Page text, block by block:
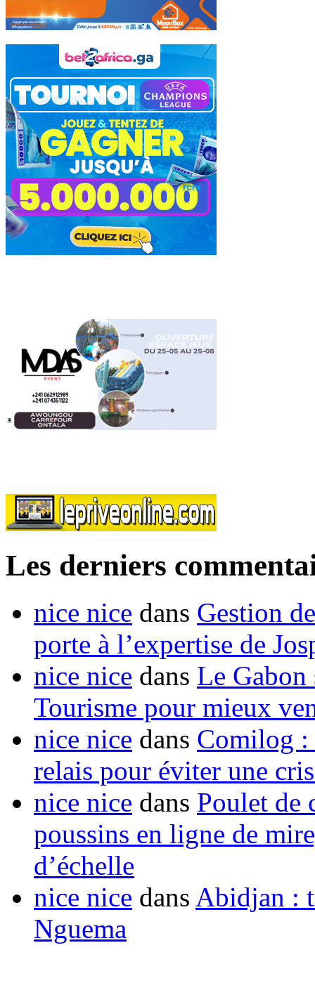
Les derniers
nice nice dans Gestion
porte à l’expertise de
nice nice dans Le Gabon
Tourisme pour mieux
nice nice dans Comilog :
relais pour éviter une
nice nice dans Poulet de
poussins en ligne de
d’échelle
nice nice dans Abidjan :
Nguema